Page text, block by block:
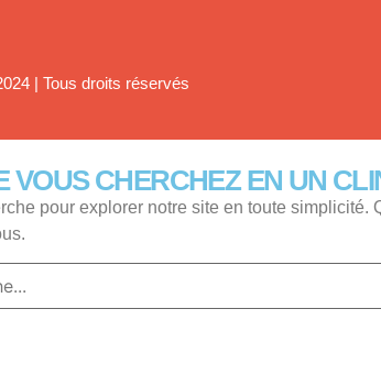
| Tous droits réservés
VOUS CHERCHEZ EN UN
pour explorer notre site en toute simplicité.